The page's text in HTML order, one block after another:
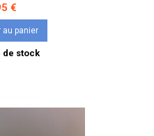
€
au panier
de stock